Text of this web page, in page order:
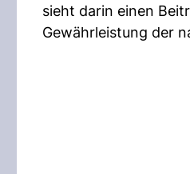
sieht darin einen
Gewährleistung der